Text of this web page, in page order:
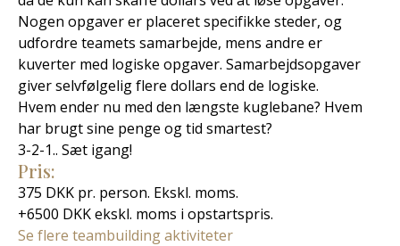
Nogen opgaver er placeret specifikke steder, og
udfordre teamets samarbejde, mens andre er
kuverter med logiske opgaver. Samarbejdsopgaver
giver selvfølgelig flere dollars end de logiske.
Hvem ender nu med den længste kuglebane? Hvem
har brugt sine penge og tid smartest?
3-2-1.. Sæt igang!
Pris:
375 DKK pr. person. Ekskl. moms.
+6500 DKK ekskl. moms i opstartspris.
Se flere teambuilding aktiviteter